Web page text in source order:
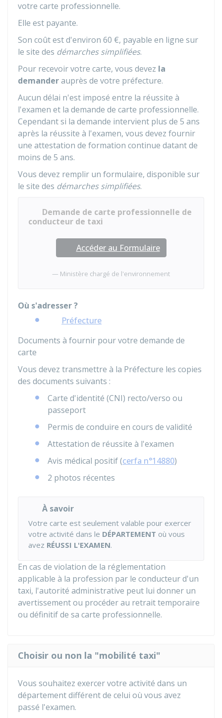
votre carte professionnelle.
Elle est payante.
Son coût est d'environ 60 €, payable en ligne sur
le site des démarches simplifiées.
Pour recevoir votre carte, vous devez la
demanderauprès de votre préfecture.
Aucun délai n'est imposé entre la réussite à
l'examen et la demande de carte professionnelle.
Cependant si la demande intervient plus de 5 ans
après la réussite à l'examen, vous devez fournir
une attestation de formation continue datant de
moins de 5 ans.
Vous devez remplir un formulaire, disponible sur
le site des démarches simplifiées.
Demande de carte professionnelle de
conducteur de taxi
Accéder au Formulaire
Ministère chargé de l'environnement
Où s'adresser ?
Préfecture
Documents à fournir pour votre demande de
carte
Vous devez transmettre à la Préfecture les copies
des documents suivants :
Carte d'identité (CNI) recto/verso ou
passeport
Permis de conduire en cours de validité
Attestation de réussite à l'examen
Avis médical positif (cerfa n°14880)
2 photos récentes
À savoir
Votre carte est seulement valable pour exercer
votre activité dans le DÉPARTEMENT où vous
avez RÉUSSI L'EXAMEN.
En cas de violation de la réglementation
applicable à la profession par le conducteur d'un
taxi, l'autorité administrative peut lui donner un
avertissement ou procéder au retrait temporaire
ou définitif de sa carte professionnelle.
Choisir ou non la "mobilité taxi"
Vous souhaitez exercer votre activité dans un
département différent de celui où vous avez
passé l'examen.